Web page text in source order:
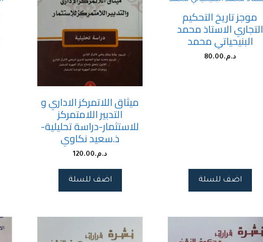
موجز تاريخ التحكيم
التجاري الاستاذ محمد
البنيحياتي محمد
د.م.80.00
اضف للسلة
ميثاق اللاتمركز الاداري و
التدبير اللامتمركز
للاستثمار-دراسة تحليلية-
ذ.سعيد نكاوي
د.م.120.00
اضف للسلة